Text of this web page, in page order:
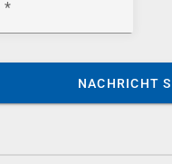
NACHRICHT